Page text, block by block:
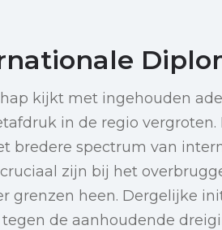
kijkt met ingehouden
in de regio
bredere spectrum van
zijn bij het
grenzen heen. Dergelijke
de aanhoudende